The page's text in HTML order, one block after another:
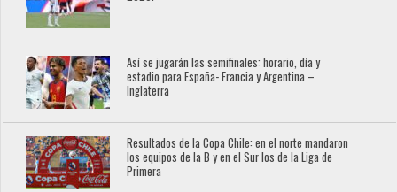
Así se jugarán las semifinales: horario, día y
estadio para España- Francia y Argentina –
Inglaterra
Resultados de la Copa Chile: en el norte mandaron
los equipos de la B y en el Sur los de la Liga de
Primera